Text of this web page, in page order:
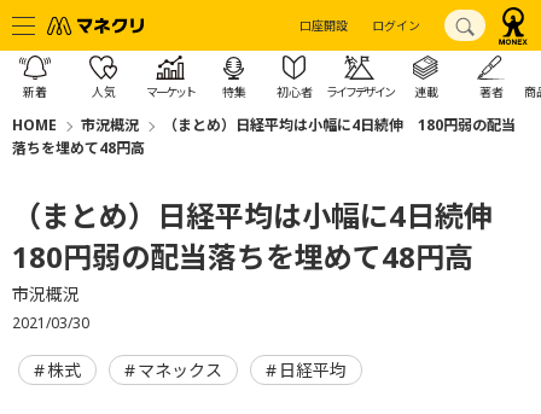
口座開設 ログイン
新着 人気 マーケット 特集 初心者 ライフデザイン 連載 著者 商
HOME 市況概況
（まとめ）日経平均は小幅に4日続伸 180円弱の配当
落ちを埋めて48円高
（まとめ）日経平均は小幅に4日続伸
180円弱の配当落ちを埋めて48円高
市況概況
2021/03/30
株式 マネックス 日経平均